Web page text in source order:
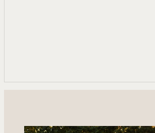
RÉSERVEZ MAINTENANT